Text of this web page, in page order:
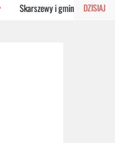
DZISIAJ
Skarszewy i gmina Tczew